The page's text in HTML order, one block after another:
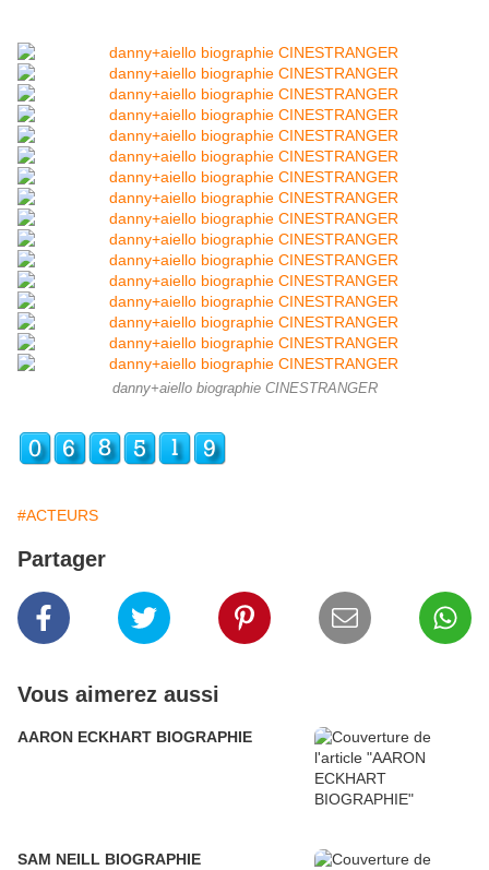
danny+aiello biographie CINESTRANGER
#ACTEURS
Partager
Vous aimerez aussi
AARON ECKHART BIOGRAPHIE
SAM NEILL BIOGRAPHIE